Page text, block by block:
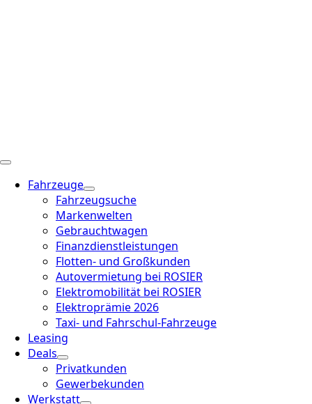
Fahrzeuge
Fahrzeugsuche
Markenwelten
Gebrauchtwagen
Finanzdienstleistungen
Flotten- und Großkunden
Autovermietung bei ROSIER
Elektromobilität bei ROSIER
Elektroprämie 2026
Taxi- und Fahrschul-Fahrzeuge
Leasing
Deals
Privatkunden
Gewerbekunden
Werkstatt